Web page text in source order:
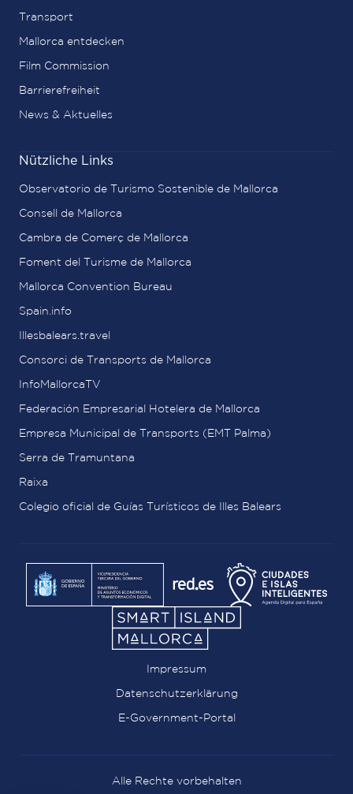
Transport
Mallorca entdecken
Film Commission
Barrierefreiheit
News & Aktuelles
Nützliche Links
Observatorio de Turismo Sostenible de Mallorca
Consell de Mallorca
Cambra de Comerç de Mallorca
Foment del Turisme de Mallorca
Mallorca Convention Bureau
Spain.info
Illesbalears.travel
Consorci de Transports de Mallorca
InfoMallorcaTV
Federación Empresarial Hotelera de Mallorca
Empresa Municipal de Transports (EMT Palma)
Serra de Tramuntana
Raixa
Colegio oficial de Guías Turísticos de Illes Balears
Impressum
Datenschutzerklärung
E-Government-Portal
Alle Rechte vorbehalten